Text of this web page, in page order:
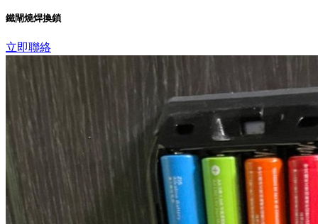
鐵閘燒焊換鎖
立即聯絡